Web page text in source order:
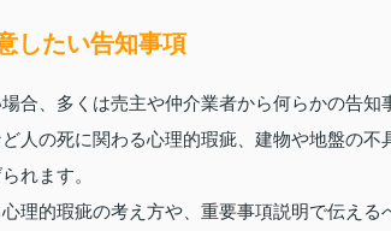
したい告知事項
合、多くは売主や仲介業者から何らかの告知
人の死に関わる心理的瑕疵、建物や地盤の
れます。
理的瑕疵の考え方や、重要事項説明で伝え